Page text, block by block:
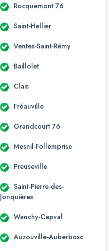
Rocquemont 76
Saint-Hellier
Ventes-Saint-Rémy
Baillolet
Clais
Fréauville
Grandcourt 76
Mesnil-Follemprise
Preuseville
Saint-Pierre-des-
Jonquières
Wanchy-Capval
Auzouville-Auberbosc